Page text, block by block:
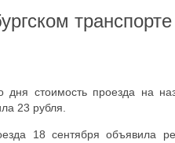
дня стоимость проезда на
23 рубля.
18 сентября объявила